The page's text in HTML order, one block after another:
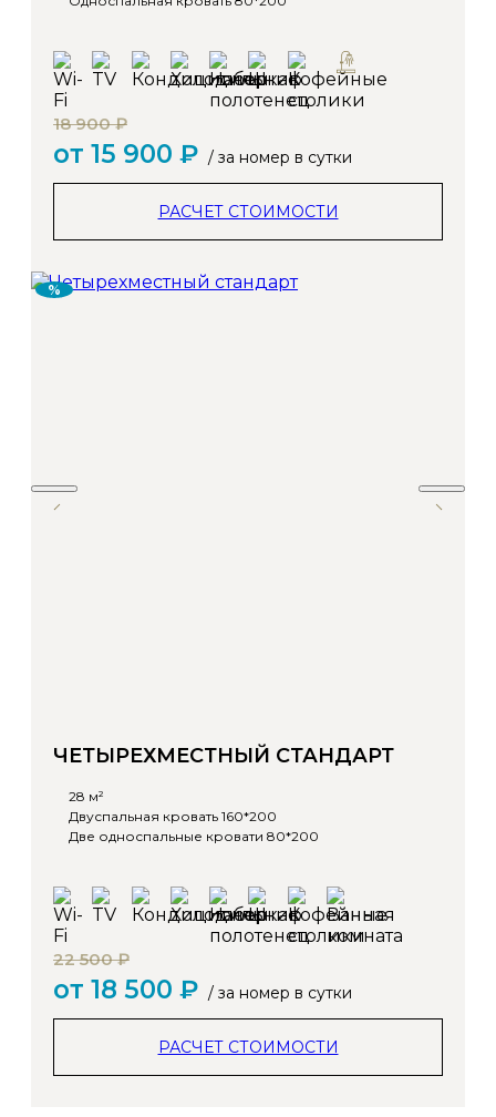
18 900 ₽
от 15 900 ₽ / за номер в сутки
РАСЧЕТ СТОИМОСТИ
%
ЧЕТЫРЕХМЕСТНЫЙ СТАНДАРТ
28 м²
Двуспальная кровать 160*200
Две односпальные кровати 80*200
22 500 ₽
от 18 500 ₽ / за номер в сутки
РАСЧЕТ СТОИМОСТИ